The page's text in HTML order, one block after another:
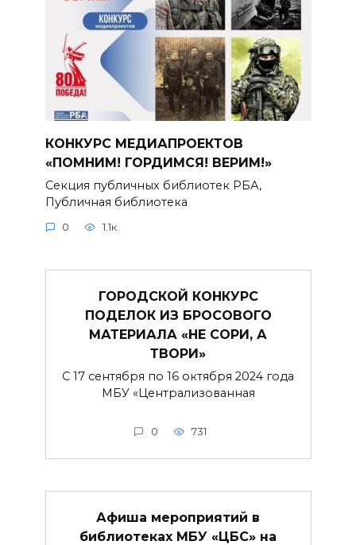
КОНКУРС МЕДИАПРОЕКТОВ
«ПОМНИМ! ГОРДИМСЯ! ВЕРИМ!»
Секция публичных библиотек РБА,
Публичная библиотека
0 1.1к.
ГОРОДСКОЙ КОНКУРС
ПОДЕЛОК ИЗ БРОСОВОГО
МАТЕРИАЛА «НЕ СОРИ, А
ТВОРИ»
С 17 сентября по 16 октября 2024 года
МБУ «Централизованная
0 731
Афиша мероприятий в
библиотеках МБУ «ЦБС» на